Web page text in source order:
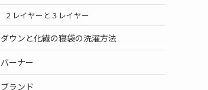
２レイヤーと３レイヤー
ダウンと化繊の寝袋の洗濯方法
バーナー
ブランド